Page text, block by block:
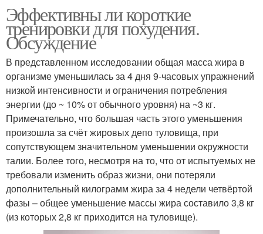
Эффективны ли короткие
тренировки для похудения.
Обсуждение
В представленном исследовании общая масса жира в
организме уменьшилась за 4 дня 9-часовых упражнений
низкой интенсивности и ограничения потребления
энергии (до ~ 10% от обычного уровня) на ~3 кг.
Примечательно, что большая часть этого уменьшения
произошла за счёт жировых депо туловища, при
сопутствующем значительном уменьшении окружности
талии. Более того, несмотря на то, что от испытуемых не
требовали изменить образ жизни, они потеряли
дополнительный килограмм жира за 4 недели четвёртой
фазы – общее уменьшение массы жира составило 3,8 кг
(из которых 2,8 кг приходится на туловище).